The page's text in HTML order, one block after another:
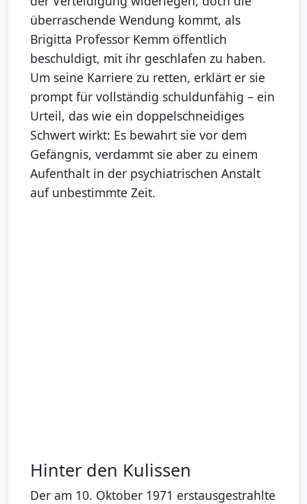
überraschende Wendung kommt, als
Brigitta Professor Kemm öffentlich
beschuldigt, mit ihr geschlafen zu haben.
Um seine Karriere zu retten, erklärt er sie
prompt für vollständig schuldunfähig – ein
Urteil, das wie ein doppelschneidiges
Schwert wirkt: Es bewahrt sie vor dem
Gefängnis, verdammt sie aber zu einem
Aufenthalt in der psychiatrischen Anstalt
auf unbestimmte Zeit.
Hinter den Kulissen
Der am 10. Oktober 1971 erstausgestrahlte